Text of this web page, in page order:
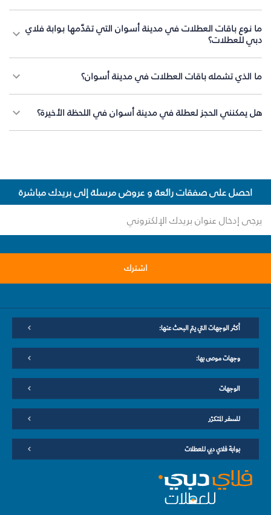
ما نوع باقات العطلات في مدينة أسوان التي تقدّمها بوابة فلاي
دبي للعطلات؟
ما الذي تشمله باقات العطلات في مدينة أسوان؟
هل يمكنني الحجز لعطلة في مدينة أسوان في اللحظة الأخيرة؟
احصل على صفقات رائعة و عروض مرسلة إلى بريدك مباشرة
اشترك
أكثر الوجهات التي يتم البحث عنها:
وجهات موصى بها:
الوجهات
للسفر المتكرّر
بوابة فلاي دبي للعطلات